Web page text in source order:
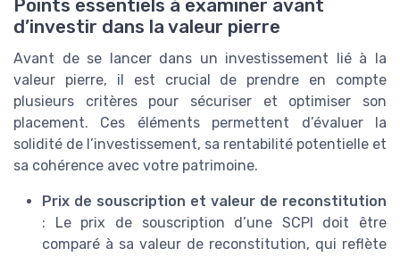
Points essentiels à examiner avant
d’investir dans la valeur pierre
Avant de se lancer dans un investissement lié à la
valeur pierre, il est crucial de prendre en compte
plusieurs critères pour sécuriser et optimiser son
placement. Ces éléments permettent d’évaluer la
solidité de l’investissement, sa rentabilité potentielle et
sa cohérence avec votre patrimoine.
Prix de souscription et valeur de reconstitution
: Le prix de souscription d’une SCPI doit être
comparé à sa valeur de reconstitution, qui reflète